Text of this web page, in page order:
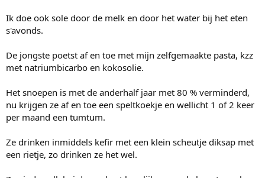
Ik doe ook sole door de melk en door het water bij het eten
s'avonds.
De jongste poetst af en toe met mijn zelfgemaakte pasta, kzz
met natriumbicarbo en kokosolie.
Het snoepen is met de anderhalf jaar met 80 % verminderd,
nu krijgen ze af en toe een speltkoekje en wellicht 1 of 2 keer
per maand een tumtum.
Ze drinken inmiddels kefir met een klein scheutje diksap met
een rietje, zo drinken ze het wel.